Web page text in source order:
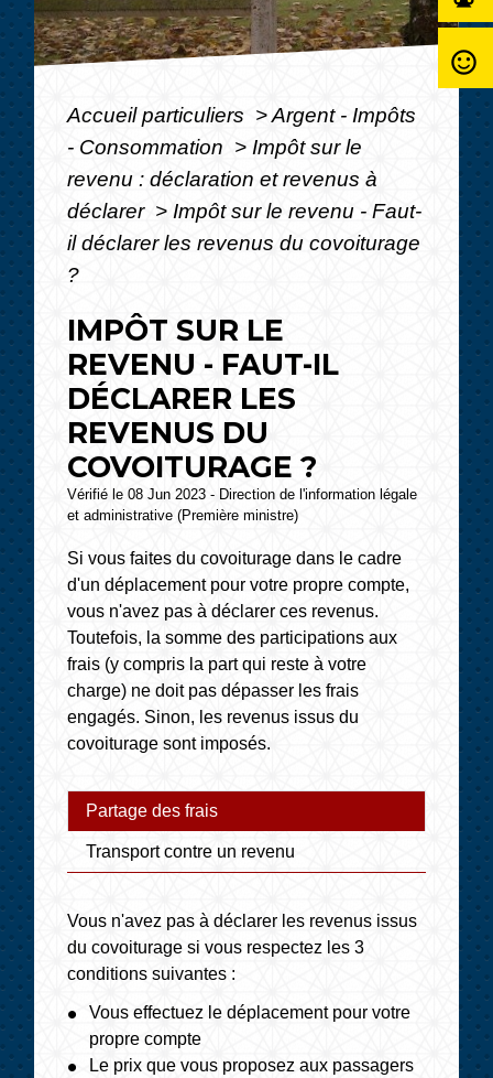
Accueil particuliers >Argent - Impôts
- Consommation > Impôt sur le
revenu : déclaration et revenus à
déclarer > Impôt sur le revenu - Faut-
il déclarer les revenus du covoiturage
?
IMPÔT SUR LE
REVENU - FAUT-IL
DÉCLARER LES
REVENUS DU
COVOITURAGE ?
Vérifié le 08 Jun 2023 - Direction de l'information légale
et administrative (Première ministre)
Si vous faites du covoiturage dans le cadre
d'un déplacement pour votre propre compte,
vous n'avez pas à déclarer ces revenus.
Toutefois, la somme des participations aux
frais (y compris la part qui reste à votre
charge) ne doit pas dépasser les frais
engagés. Sinon, les revenus issus du
covoiturage sont imposés.
Partage des frais
Transport contre un revenu
Vous n'avez pas à déclarer les revenus issus
du covoiturage si vous respectez les 3
conditions suivantes :
Vous effectuez le déplacement pour votre
propre compte
Le prix que vous proposez aux passagers
sentiment_satisfied_alt